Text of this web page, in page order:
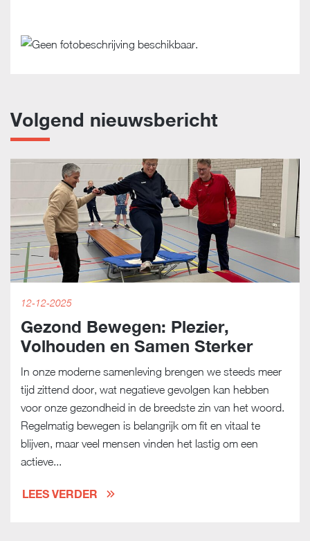
Volgend nieuwsbericht
12-12-2025
Gezond Bewegen: Plezier,
Volhouden en Samen Sterker
In onze moderne samenleving brengen we steeds meer
tijd zittend door, wat negatieve gevolgen kan hebben
voor onze gezondheid in de breedste zin van het woord.
Regelmatig bewegen is belangrijk om fit en vitaal te
blijven, maar veel mensen vinden het lastig om een
actieve...
LEES VERDER